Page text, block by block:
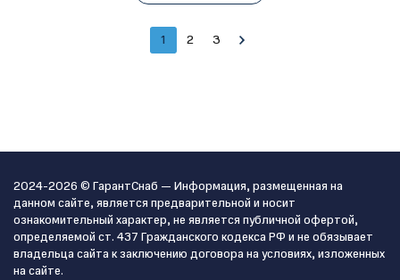
1 2 3
2024-2026 © ГарантСнаб — Информация, размещенная на
данном сайте, является предварительной и носит
ознакомительный характер, не является публичной офертой,
определяемой ст. 437 Гражданского кодекса РФ и не обязывает
владельца сайта к заключению договора на условиях, изложенных
на сайте.